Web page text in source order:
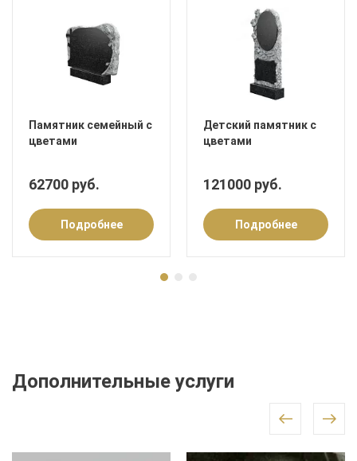
Памятник семейный с
цветами
62700 руб.
Подробнее
Детский памятник с
цветами
121000 руб.
Подробнее
Дополнительные услуги